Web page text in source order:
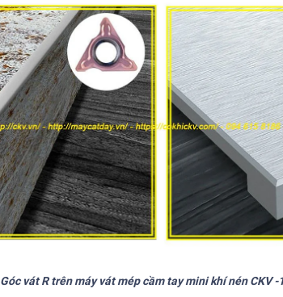
Góc vát R trên máy vát mép cầm tay mini khí nén CKV -